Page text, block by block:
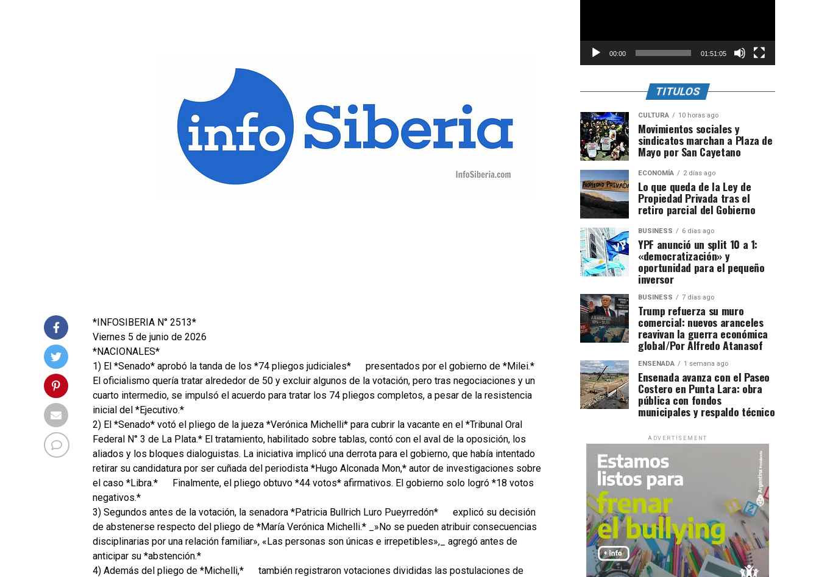
*INFOSIBERIA N° 2513*
Viernes 5 de junio de 2026
*NACIONALES*
1) El *Senado* aprobó la tanda de los *74 pliegos judiciales*
presentados por el gobierno de *Milei.*
El oficialismo quería tratar alrededor de 50 y excluir algunos de la votación, pero tras negociaciones y un
cuarto intermedio, se impulsó el acuerdo para tratar los 74 pliegos completos, a pesar de la resistencia
inicial del *Ejecutivo.*
2) El *Senado* votó el pliego de la jueza *Verónica Michelli* para cubrir la vacante en el *Tribunal Oral
Federal N° 3 de La Plata.* El tratamiento, habilitado sobre tablas, contó con el aval de la oposición, los
aliados y los bloques dialoguistas. La iniciativa implicó una derrota para el gobierno, que había intentado
retirar su candidatura por ser cuñada del periodista *Hugo Alconada Mon,* autor de investigaciones sobre
el caso *Libra.*
Finalmente, el pliego obtuvo *44 votos* afirmativos. El gobierno solo logró *18 votos
negativos.*
3) Segundos antes de la votación, la senadora *Patricia Bullrich Luro Pueyrredón*
explicó su decisión
de abstenerse respecto del pliego de *María Verónica Michelli.* _»No se pueden atribuir consecuencias
disciplinarias por una relación familiar», «Las personas son únicas e irrepetibles»,_ agregó antes de
anticipar su *abstención.*
4) Además del pliego de *Michelli,*
también registraron votaciones divididas las postulaciones de
00:00 01:51:05
TITULOS
CULTURA 10 horas ago
Movimientos sociales y
sindicatos marchan a Plaza de
Mayo por San Cayetano
ECONOMÍA 2 días ago
Lo que queda de la Ley de
Propiedad Privada tras el
retiro parcial del Gobierno
BUSINESS 6 días ago
YPF anunció un split 10 a 1:
«democratización» y
oportunidad para el pequeño
inversor
BUSINESS 7 días ago
Trump refuerza su muro
comercial: nuevos aranceles
reavivan la guerra económica
global/Por Alfredo Atanasof
ENSENADA 1 semana ago
Ensenada avanza con el Paseo
Costero en Punta Lara: obra
pública con fondos
municipales y respaldo técnico
ADVERTISEMENT